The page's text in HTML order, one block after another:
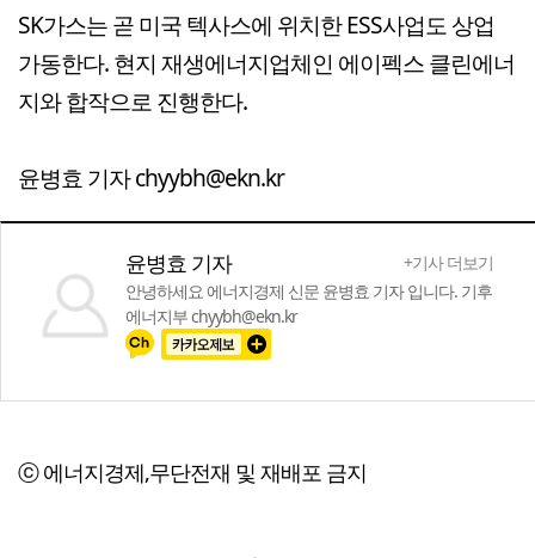
SK가스는 곧 미국 텍사스에 위치한 ESS사업도 상업
가동한다. 현지 재생에너지업체인 에이펙스 클린에너
지와 합작으로 진행한다.
윤병효 기자 chyybh@ekn.kr
윤병효 기자
+기사 더보기
안녕하세요 에너지경제 신문 윤병효 기자 입니다. 기후
에너지부 chyybh@ekn.kr
ⓒ 에너지경제,무단전재 및 재배포 금지